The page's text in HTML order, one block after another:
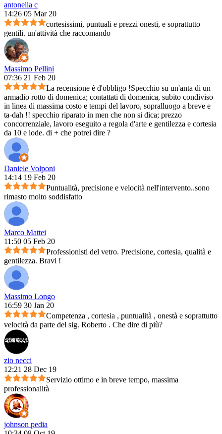
antonella c
14:26 05 Mar 20
cortesissimi, puntuali e prezzi onesti, e soprattutto
gentili. un'attività che raccomando
Massimo Pellini
07:36 21 Feb 20
La recensione è d'obbligo !Specchio su un'anta di un
armadio rotto di domenica; contattati di domenica, subito condiviso
in linea di massima costo e tempi del lavoro, sopralluogo a breve e
ta-dah !! specchio riparato in men che non si dica; prezzo
concorrenziale, lavoro eseguito a regola d'arte e gentilezza e cortesia
da 10 e lode. di + che potrei dire ?
Daniele Volponi
14:14 19 Feb 20
Puntualità, precisione e velocità nell'intervento..sono
rimasto molto soddisfatto
Marco Mattei
11:50 05 Feb 20
Professionisti del vetro. Precisione, cortesia, qualità e
gentilezza. Bravi !
Massimo Longo
16:59 30 Jan 20
Competenza , cortesia , puntualità , onestà e soprattutto
velocità da parte del sig. Roberto . Che dire di più?
zio necci
12:21 28 Dec 19
Servizio ottimo e in breve tempo, massima
professionalità
johnson pedia